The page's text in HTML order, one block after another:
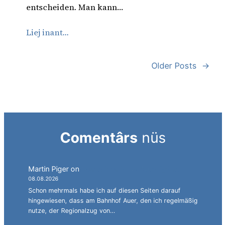
entscheiden. Man kann…
Liej inant…
Older Posts →
Comentârs nüs
Martin Piger on
08.08.2026
Schon mehrmals habe ich auf diesen Seiten darauf
hingewiesen, dass am Bahnhof Auer, den ich regelmäßig
nutze, der Regionalzug von…